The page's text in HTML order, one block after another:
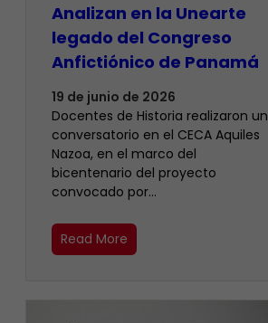
Analizan en la Unearte
legado del Congreso
Anfictiónico de Panamá
19 de junio de 2026
Docentes de Historia realizaron un
conversatorio en el CECA Aquiles
Nazoa, en el marco del
bicentenario del proyecto
convocado por…
Read More